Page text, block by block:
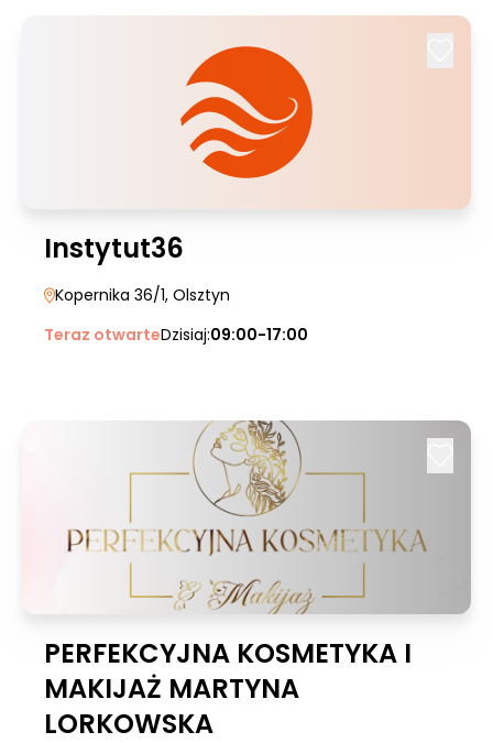
Instytut36
Kopernika 36/1, Olsztyn
Teraz otwarteDzisiaj:09:00-17:00
PERFEKCYJNA KOSMETYKA I
MAKIJAŻ MARTYNA
LORKOWSKA